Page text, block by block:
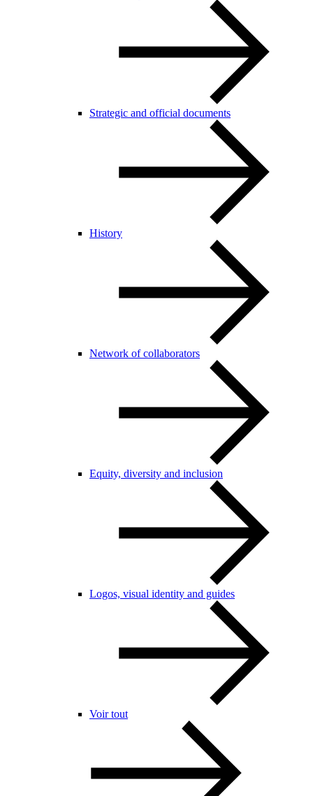
Strategic and official documents
History
Network of collaborators
Equity, diversity and inclusion
Logos, visual identity and guides
Voir tout